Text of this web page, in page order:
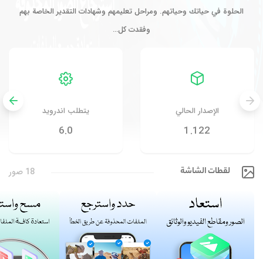
الحلوة في حياتك وحياتهم. ومراحل تعليمهم وشهادات التقدير الخاصة بهم
وفقدت كل…
الإصدار الحالي
1.122
يتطلب اندرويد
6.0
لقطات الشاشة 18 صور